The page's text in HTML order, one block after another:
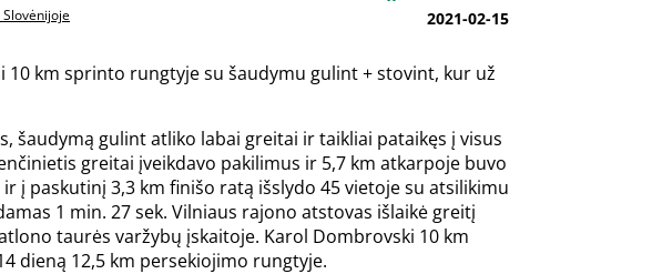
2021-02-15
km sprinto rungtyje su šaudymu gulint + stovint, kur už
šaudymą gulint atliko labai greitai ir taikliai pataikęs į visus
greitai įveikdavo pakilimus ir 5,7 km atkarpoje buvo
į paskutinį 3,3 km finišo ratą išslydo 45 vietoje su atsilikimu
1 min. 27 sek. Vilniaus rajono atstovas išlaikė greitį
taurės varžybų įskaitoje. Karol Dombrovski 10 km
dieną 12,5 km persekiojimo rungtyje.